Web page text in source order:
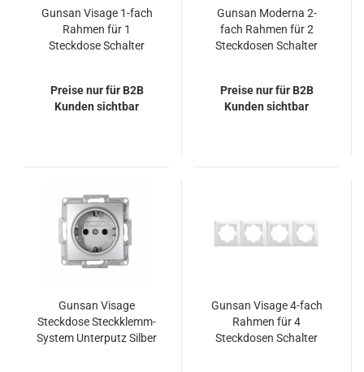
Gunsan Visage 1-fach
Rahmen für 1
Steckdose Schalter
Preise nur für B2B
Kunden sichtbar
Gunsan Moderna 2-
fach Rahmen für 2
Steckdosen Schalter
Preise nur für B2B
Kunden sichtbar
Gunsan Visage
Steckdose Steckklemm-
System Unterputz Silber
Gunsan Visage 4-fach
Rahmen für 4
Steckdosen Schalter